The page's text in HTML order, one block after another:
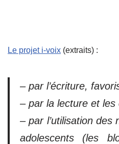
Le projet i-voix (extraits) :
– par l’écriture,
– par la lecture et les
– par l’utilisation des
adolescents (les